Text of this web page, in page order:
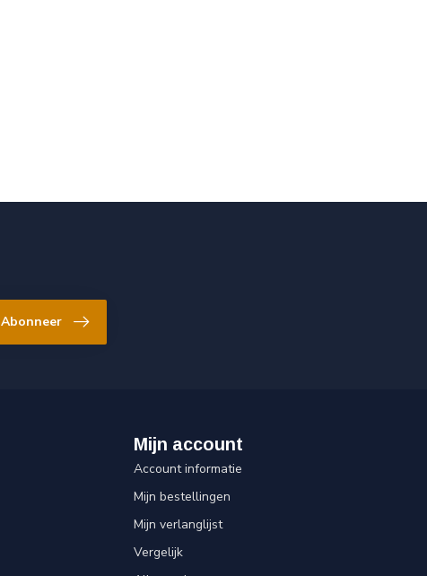
Abonneer
Mijn account
Account informatie
Mijn bestellingen
Mijn verlanglijst
Vergelijk